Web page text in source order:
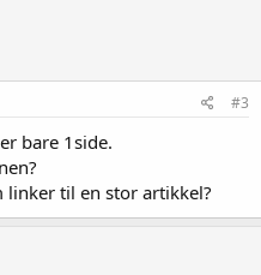
#3
bare 1side.
til en stor artikkel?